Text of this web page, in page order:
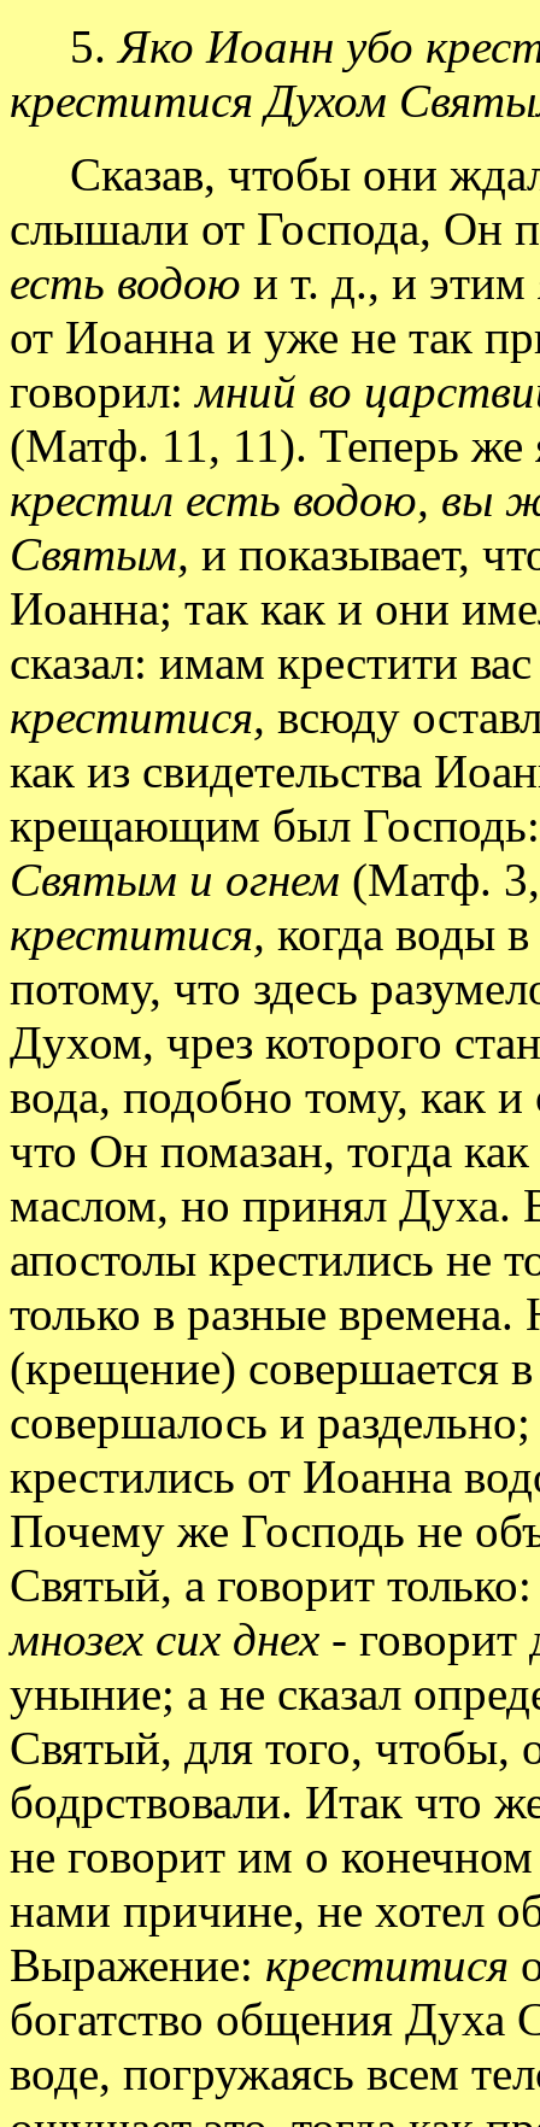
5.Яко Иоанн убо
креститися Духом
Сказав, чтобы они
слышали от Господа, Он
есть водою и т. д., и этим
от Иоанна и уже не так
говорил:мний во
(Матф. 11, 11). Теперь же
крестил есть водою, вы
Святым, и показывает,
Иоанна; так как и они
сказал: имам крестити
креститися, всюду
как из свидетельства
крещающим был
Святым и огнем (Матф.
креститися, когда воды
потому, что здесь
Духом, чрез которого
вода, подобно тому, как
что Он помазан, тогда
маслом, но принял Духа.
апостолы крестились не
только в разные
(крещение) совершается
совершалось и
крестились от Иоанна
Почему же Господь не
Святый, а говорит
мнозех сих днех - говорит
уныние; а не сказал
Святый, для того, чтобы,
бодрствовали. Итак что
не говорит им о
нами причине, не хотел
Выражение: креститися
богатство общения Духа
воде, погружаясь всем